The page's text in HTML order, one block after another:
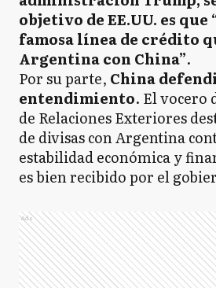
objetivo de EE.UU. es
famosa línea de crédito
Argentina con China”.
Por su parte, China
entendimiento. El vocero
de Relaciones Exteriores
de divisas con Argentina
estabilidad económica y
es bien recibido por el
Ads